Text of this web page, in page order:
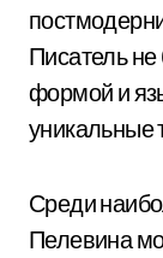
Писатель не
формой и
уникальные
Среди
Пелевина